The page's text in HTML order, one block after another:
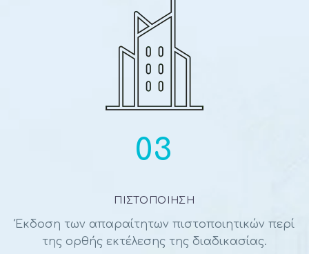
03
ΠΙΣΤΟΠΟΙΗΣΗ
Έκδοση των απαραίτητων πιστοποιητικών περί
της ορθής εκτέλεσης της διαδικασίας.